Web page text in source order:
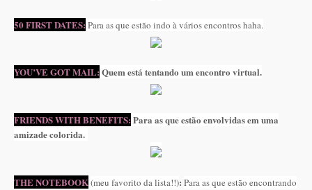
50 FIRST DATES: Para as que estão indo à vários encontros haha.
YOU’VE GOT MAIL: Quem está tentando um encontro virtual.
FRIENDS WITH BENEFITS: Para as que estão envolvidas em uma
amizade colorida.
THE NOTEBOOK(meu favorito da lista!!): Para as que estão encontrando